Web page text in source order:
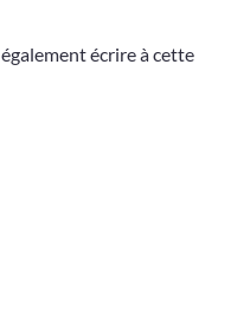
écrire à cette